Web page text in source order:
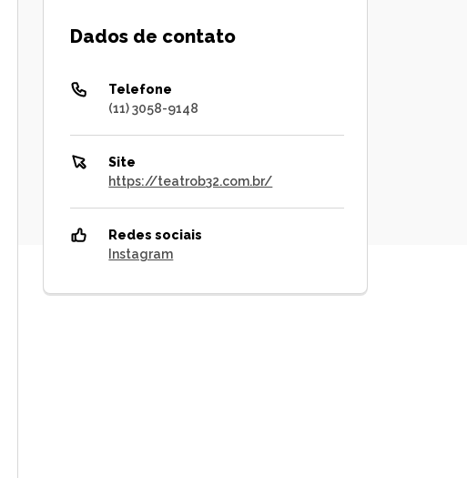
Dados de contato
Telefone
(11) 3058-9148
Site
https://teatrob32.com.br/
Redes sociais
Instagram